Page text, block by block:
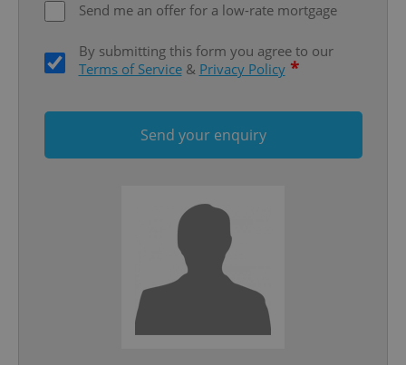
Send me an offer for a low-rate mortgage
By submitting this form you agree to our
Terms of Service& Privacy Policy *
Send your enquiry
management. The website cannot be used properly
Name
Provider
Domain